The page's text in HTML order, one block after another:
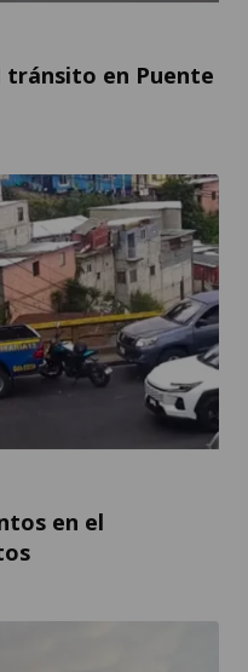
tránsito en Puente
en el